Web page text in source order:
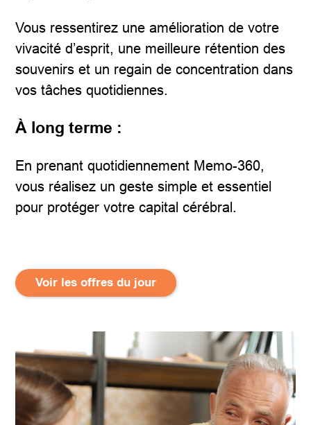
Vous ressentirez une amélioration de votre
vivacité d’esprit, une meilleure rétention des
souvenirs et un regain de concentration dans
vos tâches quotidiennes.
À long terme :
En prenant quotidiennement Memo-360,
vous réalisez un geste simple et essentiel
pour protéger votre capital cérébral.
Voir les offres du jour